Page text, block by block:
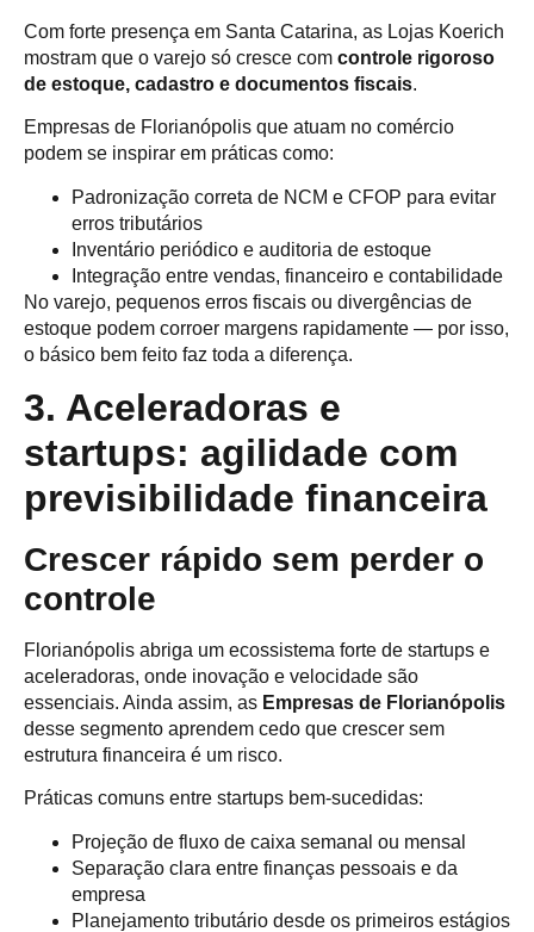
Com forte presença em Santa Catarina, as Lojas Koerich
mostram que o varejo só cresce com controle rigoroso
de estoque, cadastro e documentos fiscais.
Empresas de Florianópolis que atuam no comércio
podem se inspirar em práticas como:
Padronização correta de NCM e CFOP para evitar
erros tributários
Inventário periódico e auditoria de estoque
Integração entre vendas, financeiro e contabilidade
No varejo, pequenos erros fiscais ou divergências de
estoque podem corroer margens rapidamente — por isso,
o básico bem feito faz toda a diferença.
3. Aceleradoras e
startups: agilidade com
previsibilidade financeira
Crescer rápido sem perder o
controle
Florianópolis abriga um ecossistema forte de startups e
aceleradoras, onde inovação e velocidade são
essenciais. Ainda assim, as Empresas de Florianópolis
desse segmento aprendem cedo que crescer sem
estrutura financeira é um risco.
Práticas comuns entre startups bem-sucedidas:
Projeção de fluxo de caixa semanal ou mensal
Separação clara entre finanças pessoais e da
empresa
Planejamento tributário desde os primeiros estágios